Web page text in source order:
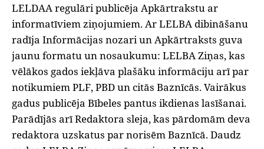
‌LELDAA regulāri publicēja Apkārtrakstu ar
informatīviem ziņojumiem. Ar LELBA dibināšanu
radīja Informācijas nozari un Apkārtraksts guva
jaunu formatu un nosaukumu: LELBA Ziņas, kas
vēlākos gados iekļāva plašāku informāciju arī par
notikumiem PLF, PBD un citās Baznīcās. Vairākus
gadus publicēja Bībeles pantus ikdienas lasīšanai.
Parādījās arī Redaktora sleja, kas pārdomām deva
redaktora uzskatus par norisēm Baznīcā. Daudz